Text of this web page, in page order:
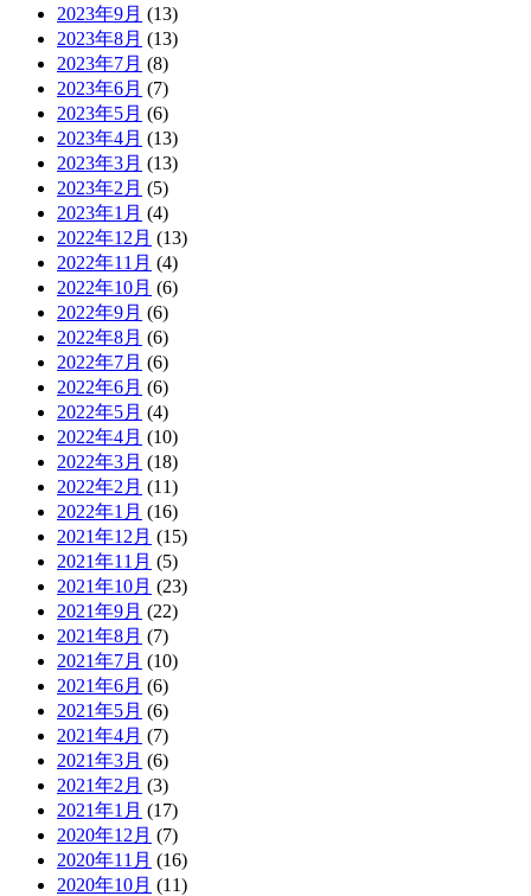
2023年9月 (13)
2023年8月 (13)
2023年7月 (8)
2023年6月 (7)
2023年5月 (6)
2023年4月 (13)
2023年3月 (13)
2023年2月 (5)
2023年1月 (4)
2022年12月 (13)
2022年11月 (4)
2022年10月 (6)
2022年9月 (6)
2022年8月 (6)
2022年7月 (6)
2022年6月 (6)
2022年5月 (4)
2022年4月 (10)
2022年3月 (18)
2022年2月 (11)
2022年1月 (16)
2021年12月 (15)
2021年11月 (5)
2021年10月 (23)
2021年9月 (22)
2021年8月 (7)
2021年7月 (10)
2021年6月 (6)
2021年5月 (6)
2021年4月 (7)
2021年3月 (6)
2021年2月 (3)
2021年1月 (17)
2020年12月 (7)
2020年11月 (16)
2020年10月 (11)